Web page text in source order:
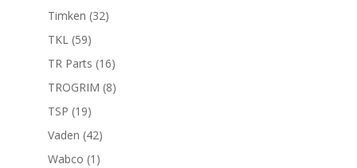
productos
Timken 3232
TKL 5959
productos
TR Parts 1616
productos
TROGRIM 88
TSP 1919
productos
Vaden 4242
productos
Wabco 1 1